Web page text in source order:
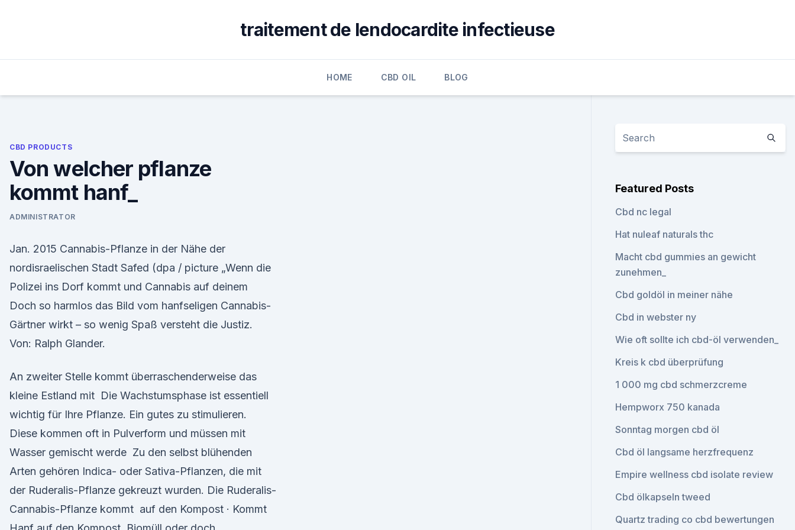
traitement de lendocardite infectieuse
HOME CBD OIL BLOG
CBD PRODUCTS
Von welcher pflanze
kommt hanf_
ADMINISTRATOR
Jan. 2015 Cannabis-Pflanze in der Nähe der
nordisraelischen Stadt Safed (dpa / picture „Wenn die
Polizei ins Dorf kommt und Cannabis auf deinem
Doch so harmlos das Bild vom hanfseligen Cannabis-
Gärtner wirkt – so wenig Spaß versteht die Justiz.
Von: Ralph Glander.
An zweiter Stelle kommt überraschenderweise das
kleine Estland mit Die Wachstumsphase ist essentiell
wichtig für Ihre Pflanze. Ein gutes zu stimulieren.
Diese kommen oft in Pulverform und müssen mit
Wasser gemischt werde Zu den selbst blühenden
Arten gehören Indica- oder Sativa-Pflanzen, die mit
der Ruderalis-Pflanze gekreuzt wurden. Die Ruderalis-
Cannabis-Pflanze kommt auf den Kompost · Kommt
Featured Posts
Cbd nc legal
Hat nuleaf naturals thc
Macht cbd gummies an gewicht
zunehmen_
Cbd goldöl in meiner nähe
Cbd in webster ny
Wie oft sollte ich cbd-öl verwenden_
Kreis k cbd überprüfung
1 000 mg cbd schmerzcreme
Hempworx 750 kanada
Sonntag morgen cbd öl
Cbd öl langsame herzfrequenz
Empire wellness cbd isolate review
Cbd ölkapseln tweed
Quartz trading co cbd bewertungen